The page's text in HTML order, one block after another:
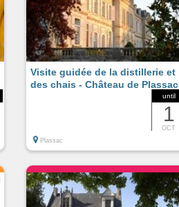
until
1
OCT
Visite guidée de la distillerie et
des chais - Château de Plassac
Plassac